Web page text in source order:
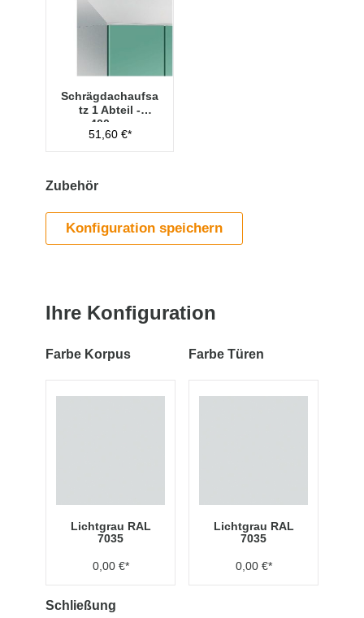
Schrägdachaufsa
tz 1 Abteil -
400mm
51,60 €*
Zubehör
Konfiguration speichern
Ihre Konfiguration
Farbe Korpus
Lichtgrau RAL
7035
0,00 €*
Farbe Türen
Lichtgrau RAL
7035
0,00 €*
Schließung